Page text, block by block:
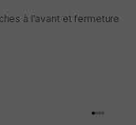
à l'avant et fermeture
Aller à
Aller à
Aller à
Aller